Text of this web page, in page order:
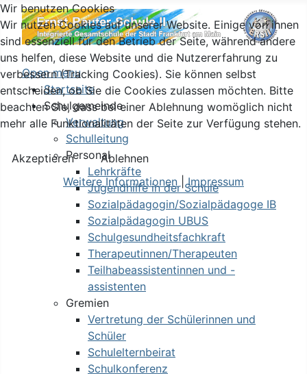
Open menu
Startseite
Schulgemeinde
Verwaltung
Schulleitung
Personal
Lehrkräfte
Jugendhilfe in der Schule
Sozialpädagogin/Sozialpädagoge IB
Sozialpädagogin UBUS
Schulgesundheitsfachkraft
Therapeutinnen/Therapeuten
Teilhabeassistentinnen und -
assistenten
Gremien
Vertretung der Schülerinnen und
Schüler
Schulelternbeirat
Schulkonferenz
Wir benutzen Cookies
Wir nutzen Cookies auf unserer Website. Einige von ihnen
sind essenziell für den Betrieb der Seite, während andere
uns helfen, diese Website und die Nutzererfahrung zu
verbessern (Tracking Cookies). Sie können selbst
entscheiden, ob Sie die Cookies zulassen möchten. Bitte
beachten Sie, dass bei einer Ablehnung womöglich nicht
mehr alle Funktionalitäten der Seite zur Verfügung stehen.
Akzeptieren
Ablehnen
Weitere Informationen |Impressum